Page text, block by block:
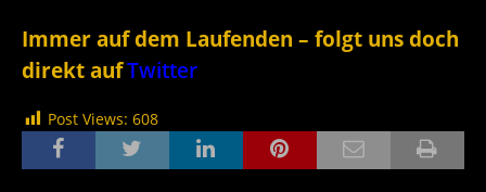
Immer auf dem Laufenden – folgt uns doch
direkt aufTwitter
Post Views: 608